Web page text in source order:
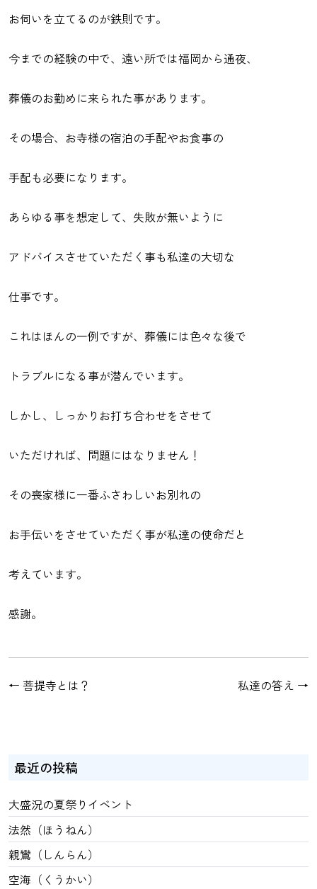
お伺いを立てるのが鉄則です。
今までの経験の中で、遠い所では福岡から通夜、
葬儀のお勤めに来られた事があります。
その場合、お寺様の宿泊の手配やお食事の
手配も必要になります。
あらゆる事を想定して、失敗が無いように
アドバイスさせていただく事も私達の大切な
仕事です。
これはほんの一例ですが、葬儀には色々な後で
トラブルになる事が潜んでいます。
しかし、しっかりお打ち合わせをさせて
いただければ、問題にはなりません！
その喪家様に一番ふさわしいお別れの
お手伝いをさせていただく事が私達の使命だと
考えています。
感謝。
← 菩提寺とは？ 私達の答え →
最近の投稿
大盛況の夏祭りイベント
法然（ほうねん）
親鸞（しんらん）
空海（くうかい）